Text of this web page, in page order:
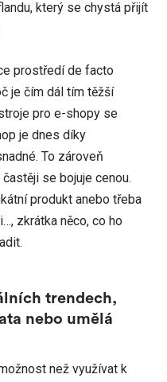
který se chystá přijít
prostředí de facto
je čím dál tím těžší
pro e-shopy se
je dnes díky
To zároveň
se bojuje cenou.
produkt anebo třeba
zkrátka něco, co ho
trendech,
nebo umělá
než využívat k